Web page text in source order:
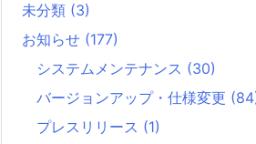
未分類 (3)
お知らせ (177)
システムメンテナンス (30)
バージョンアップ・仕様変更
プレスリリース (1)